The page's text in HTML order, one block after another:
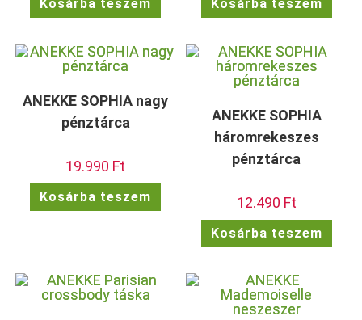
Kosárba teszem Kosárba teszem
ANEKKE SOPHIA nagy
pénztárca
19.990 Ft
Kosárba teszem
ANEKKE SOPHIA
háromrekeszes
pénztárca
12.490 Ft
Kosárba teszem